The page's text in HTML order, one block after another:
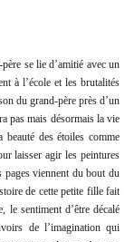
se lie d’amitié avec un
à l’école et les brutalités
du grand-père près d’un
pas mais désormais la vie
des étoiles comme
laisser agir les peintures
pages viennent du bout du
de cette petite fille fait
le sentiment d’être décalé
de l’imagination qui